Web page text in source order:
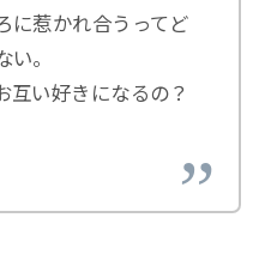
に惹かれ合うってど
い。
互い好きになるの？